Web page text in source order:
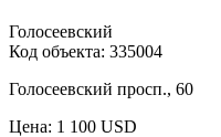
Голосеевский
Код объекта: 335004
Голосеевский просп., 60
Цена: 1 100 USD